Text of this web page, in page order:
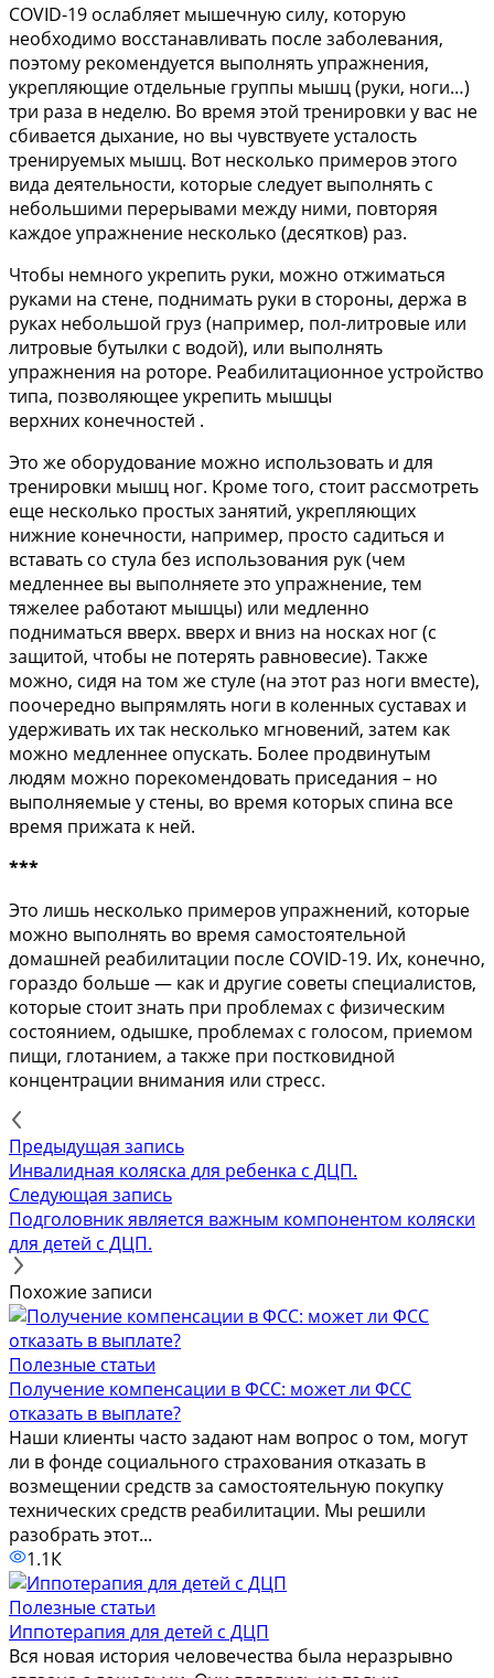
COVID-19 ослабляет мышечную силу, которую
необходимо восстанавливать после заболевания,
поэтому рекомендуется выполнять упражнения,
укрепляющие отдельные группы мышц (руки, ноги…)
три раза в неделю. Во время этой тренировки у вас не
сбивается дыхание, но вы чувствуете усталость
тренируемых мышц. Вот несколько примеров этого
вида деятельности, которые следует выполнять с
небольшими перерывами между ними, повторяя
каждое упражнение несколько (десятков) раз.
Чтобы немного укрепить руки, можно отжиматься
руками на стене, поднимать руки в стороны, держа в
руках небольшой груз (например, пол-литровые или
литровые бутылки с водой), или выполнять
упражнения на роторе. Реабилитационное устройство
типа, позволяющее укрепить мышцы
верхних конечностей .
Это же оборудование можно использовать и для
тренировки мышц ног. Кроме того, стоит рассмотреть
еще несколько простых занятий, укрепляющих
нижние конечности, например, просто садиться и
вставать со стула без использования рук (чем
медленнее вы выполняете это упражнение, тем
тяжелее работают мышцы) или медленно
подниматься вверх. вверх и вниз на носках ног (с
защитой, чтобы не потерять равновесие). Также
можно, сидя на том же стуле (на этот раз ноги вместе),
поочередно выпрямлять ноги в коленных суставах и
удерживать их так несколько мгновений, затем как
можно медленнее опускать. Более продвинутым
людям можно порекомендовать приседания – но
выполняемые у стены, во время которых спина все
время прижата к ней.
***
Это лишь несколько примеров упражнений, которые
можно выполнять во время самостоятельной
домашней реабилитации после COVID-19. Их, конечно,
гораздо больше — как и другие советы специалистов,
которые стоит знать при проблемах с физическим
состоянием, одышке, проблемах с голосом, приемом
пищи, глотанием, а также при постковидной
концентрации внимания или стресс.
Предыдущая запись
Инвалидная коляска для ребенка с ДЦП.
Следующая запись
Подголовник является важным компонентом коляски
для детей с ДЦП.
Похожие записи
Полезные статьи
Получение компенсации в ФСС: может ли ФСС
отказать в выплате?
Наши клиенты часто задают нам вопрос о том, могут
ли в фонде социального страхования отказать в
возмещении средств за самостоятельную покупку
технических средств реабилитации. Мы решили
разобрать этот...
1.1К
Полезные статьи
Иппотерапия для детей с ДЦП
Вся новая история человечества была неразрывно